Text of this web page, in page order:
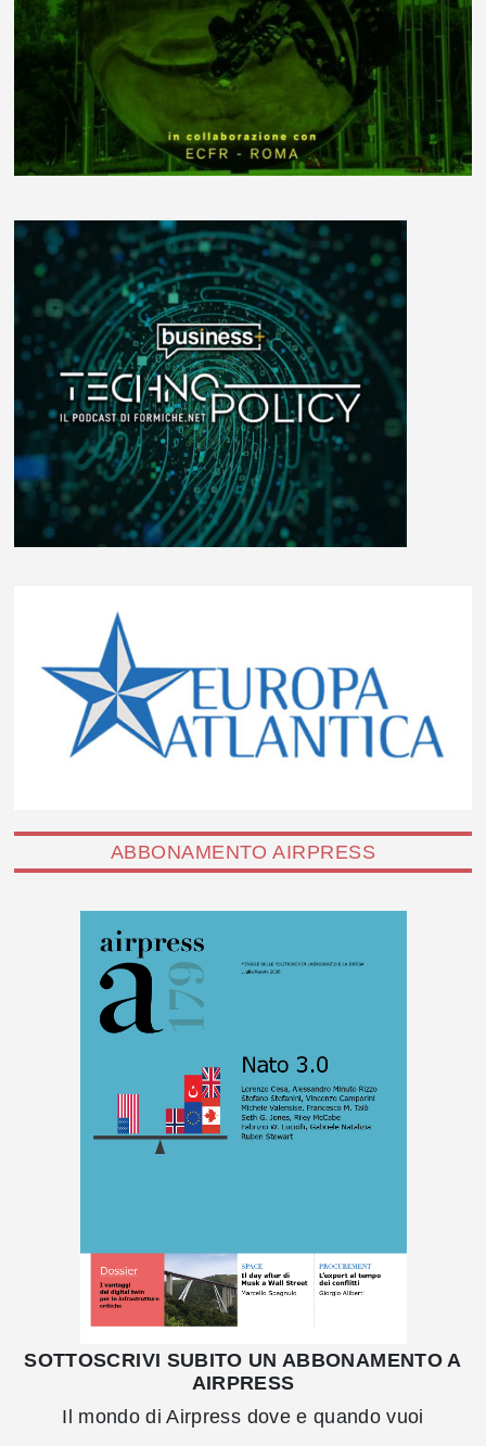
ABBONAMENTO AIRPRESS
SOTTOSCRIVI SUBITO UN ABBONAMENTO A
AIRPRESS
Il mondo di Airpress dove e quando vuoi